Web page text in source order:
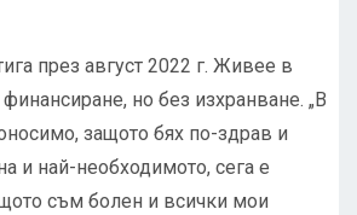
през август 2022 г. Живее в
но без изхранване. „В
защото бях по-здрав и
и най-необходимото, сега е
съм болен и всички мои